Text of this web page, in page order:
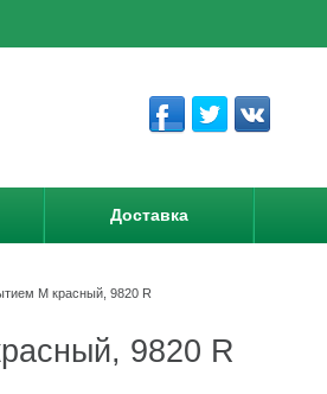
Доставка
М красный, 9820 R
9820 R